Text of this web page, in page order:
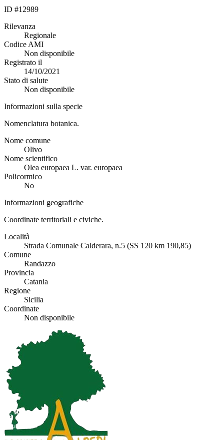
ID #12989
Rilevanza
Regionale
Codice AMI
Non disponibile
Registrato il
14/10/2021
Stato di salute
Non disponibile
Informazioni sulla specie
Nomenclatura botanica.
Nome comune
Olivo
Nome scientifico
Olea europaea L. var. europaea
Policormico
No
Informazioni geografiche
Coordinate territoriali e civiche.
Località
Strada Comunale Calderara, n.5 (SS 120 km 190,85)
Comune
Randazzo
Provincia
Catania
Regione
Sicilia
Coordinate
Non disponibile